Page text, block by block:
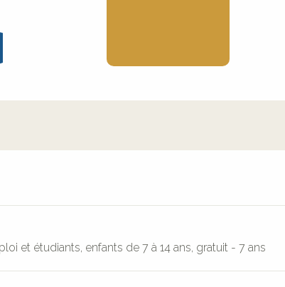
et étudiants, enfants de 7 à 14 ans, gratuit - 7 ans